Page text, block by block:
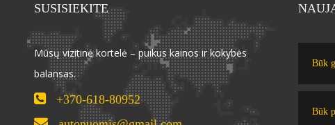
SUSISIEKITE
Mūsų vizitinė kortelė – puikus kainos ir kokybės
balansas.
+370-618-80952
Būk
Būk